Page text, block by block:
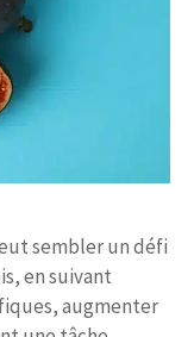
sembler un défi
en suivant
augmenter